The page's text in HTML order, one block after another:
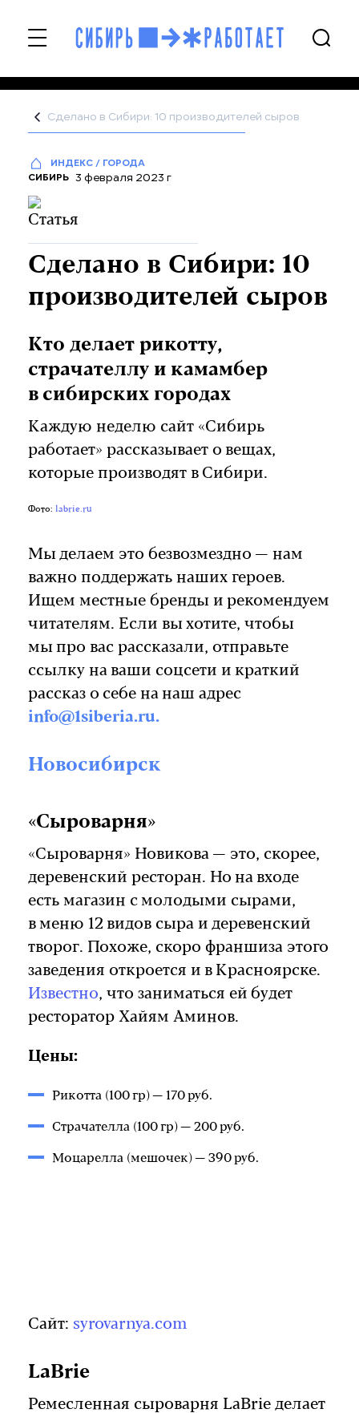
Сделано в Сибири: 10 производителей сыров
ИНДЕКС / ГОРОДА
СИБИРЬ 3 февраля 2023 г
Сделано в Сибири: 10
производителей сыров
Кто делает рикотту,
страчателлу и камамбер
в сибирских городах
Каждую неделю сайт «Сибирь
работает» рассказывает о вещах,
которые производят в Сибири.
Фото: labrie.ru
Мы делаем это безвозмездно — нам
важно поддержать наших героев.
Ищем местные бренды и рекомендуем
читателям. Если вы хотите, чтобы
мы про вас рассказали, отправьте
ссылку на ваши соцсети и краткий
рассказ о себе на наш адрес
info@1siberia.ru.
Новосибирск
«Сыроварня»
«Сыроварня» Новикова — это, скорее,
деревенский ресторан. Но на входе
есть магазин с молодыми сырами,
в меню 12 видов сыра и деревенский
творог. Похоже, скоро франшиза этого
заведения откроется и в Красноярске.
Известно, что заниматься ей будет
ресторатор Хайям Аминов.
Цены:
Рикотта (100 гр) — 170 руб.
Страчателла (100 гр) — 200 руб.
Моцарелла (мешочек) — 390 руб.
Сайт: syrovarnya.com
LaBrie
Ремесленная сыроварня LaBrie делает